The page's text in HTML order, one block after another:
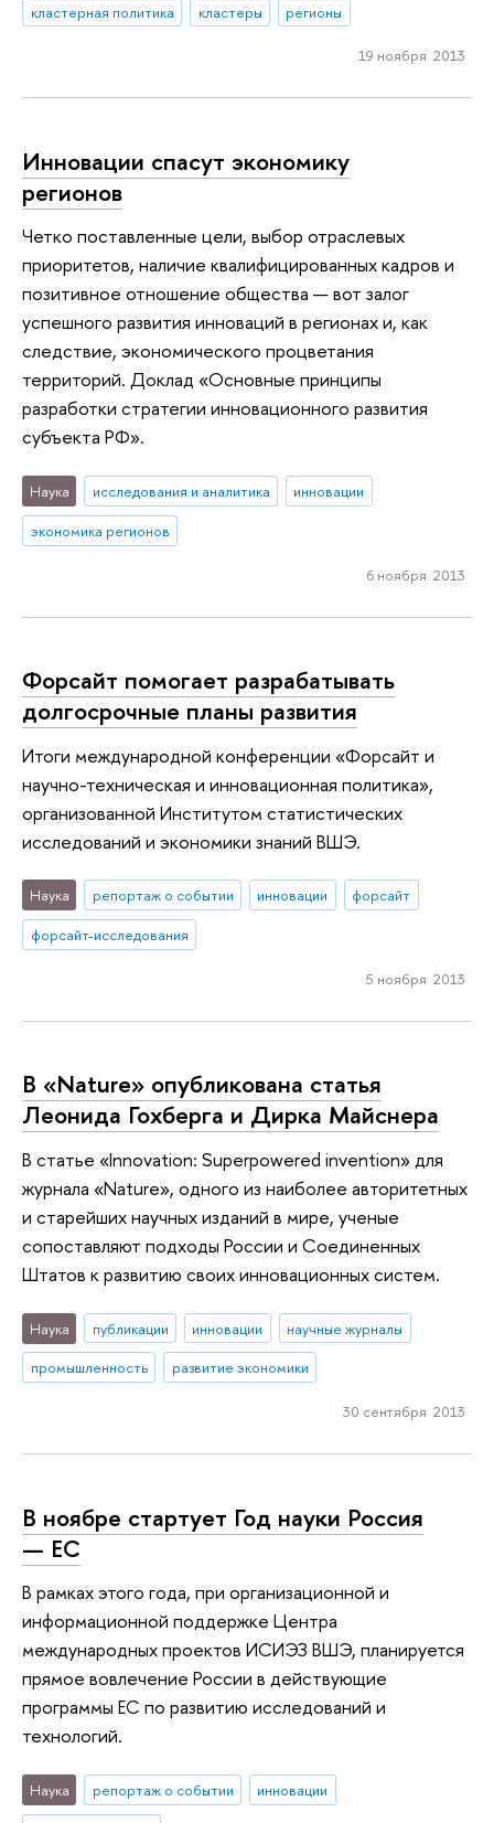
кластерная политика
кластеры регионы
19 ноября 2013
Инновации спасут экономику
регионов
Четко поставленные цели, выбор отраслевых
приоритетов, наличие квалифицированных кадров и
позитивное отношение общества — вот залог
успешного развития инноваций в регионах и, как
следствие, экономического процветания
территорий. Доклад «Основные принципы
разработки стратегии инновационного развития
субъекта РФ».
Наука исследования и аналитика
инновации
экономика регионов
6 ноября 2013
Форсайт помогает разрабатывать
долгосрочные планы развития
Итоги международной конференции «Форсайт и
научно-техническая и инновационная политика»,
организованной Институтом статистических
исследований и экономики знаний ВШЭ.
Наука репортаж о событии инновации
форсайт
форсайт-исследования
5 ноября 2013
В «Nature» опубликована статья
Леонида Гохберга и Дирка Майснера
В статье «Innovation: Superpowered invention» для
журнала «Nature», одного из наиболее авторитетных
и старейших научных изданий в мире, ученые
сопоставляют подходы России и Соединенных
Штатов к развитию своих инновационных систем.
Наука публикации инновации
научные журналы
промышленность
развитие экономики
30 сентября 2013
В ноябре стартует Год науки Россия
— ЕС
В рамках этого года, при организационной и
информационной поддержке Центра
международных проектов ИСИЭЗ ВШЭ, планируется
прямое вовлечение России в действующие
программы ЕС по развитию исследований и
технологий.
Наука репортаж о событии
инновации